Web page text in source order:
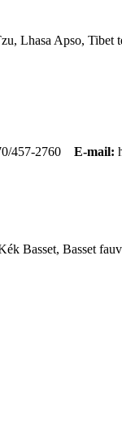
Lhasa Apso, Tibet
457-2760 E-mail:
Basset, Basset